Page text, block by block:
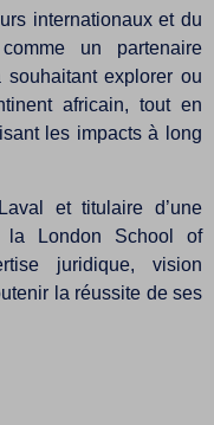
internationaux et du
un partenaire
souhaitant explorer ou
africain, tout en
les impacts à long
et titulaire d’une
la London School of
juridique, vision
la réussite de ses